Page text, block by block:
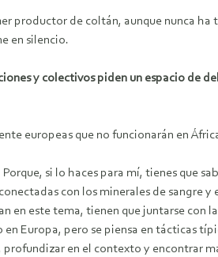
productor de coltán, aunque nunca
en silencio.
y colectivos piden un espacio de
europeas que no funcionarán en
si lo haces para mí, tienes que
con los minerales de sangre
este tema, tienen que juntarse con
Europa, pero se piensa en tácticas
en el contexto y encontrar